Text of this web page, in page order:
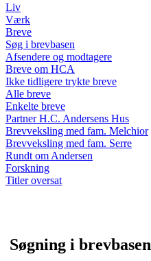
Liv
Værk
Breve
Søg i brevbasen
Afsendere og modtagere
Breve om HCA
Ikke tidligere trykte breve
Alle breve
Enkelte breve
Partner H.C. Andersens Hus
Brevveksling med fam. Melchior
Brevveksling med fam. Serre
Rundt om Andersen
Forskning
Titler oversat
Søgning i brevbasen